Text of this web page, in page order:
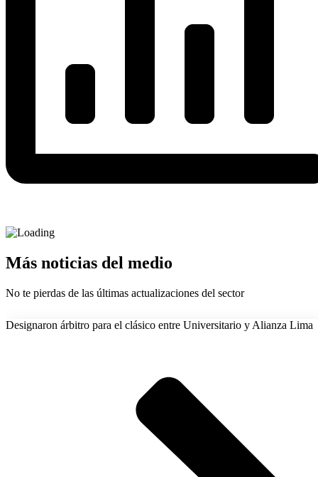
Más noticias del medio
No te pierdas de las últimas actualizaciones del sector
Designaron árbitro para el clásico entre Universitario y Alianza Lima